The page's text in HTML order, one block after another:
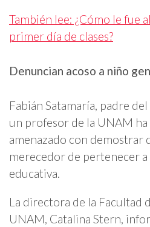
También lee: ¿Cómo le fue
primer día de clases?
Denuncian acoso a niño
Fabián Satamaría, padre
un profesor de la UNAM
amenazado con demostrar
merecedor de pertenecer
educativa.
La directora de la Facultad
UNAM, Catalina Stern,